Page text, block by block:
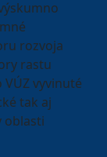
rozvoja
rastu
vyvinuté
tak aj
oblasti